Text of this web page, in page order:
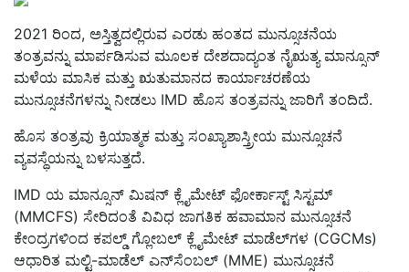
2021 ರಿಂದ, ಅಸ್ತಿತ್ವದಲ್ಲಿರುವ ಎರಡು ಹಂತದ ಮುನ್ಸೂಚನೆಯ
ತಂತ್ರವನ್ನು ಮಾರ್ಪಡಿಸುವ ಮೂಲಕ ದೇಶದಾದ್ಯಂತ ನೈಋತ್ಯ ಮಾನ್ಸೂನ್
ಮಳೆಯ ಮಾಸಿಕ ಮತ್ತು ಋತುಮಾನದ ಕಾರ್ಯಾಚರಣೆಯ
ಮುನ್ಸೂಚನೆಗಳನ್ನು ನೀಡಲು IMD ಹೊಸ ತಂತ್ರವನ್ನು ಜಾರಿಗೆ ತಂದಿದೆ.
ಹೊಸ ತಂತ್ರವು ಕ್ರಿಯಾತ್ಮಕ ಮತ್ತು ಸಂಖ್ಯಾಶಾಸ್ತ್ರೀಯ ಮುನ್ಸೂಚನೆ
ವ್ಯವಸ್ಥೆಯನ್ನು ಬಳಸುತ್ತದೆ.
IMD ಯ ಮಾನ್ಸೂನ್ ಮಿಷನ್ ಕ್ಲೈಮೇಟ್ ಫೋರ್ಕಾಸ್ಟ್ ಸಿಸ್ಟಮ್
(MMCFS) ಸೇರಿದಂತೆ ವಿವಿಧ ಜಾಗತಿಕ ಹವಾಮಾನ ಮುನ್ಸೂಚನೆ
ಕೇಂದ್ರಗಳಿಂದ ಕಪಲ್ಡ್ ಗ್ಲೋಬಲ್ ಕ್ಲೈಮೇಟ್ ಮಾಡೆಲ್‌ಗಳ (CGCMs)
ಆಧಾರಿತ ಮಲ್ಟಿ-ಮಾಡೆಲ್ ಎನ್‌ಸೆಂಬಲ್ (MME) ಮುನ್ಸೂಚನೆ